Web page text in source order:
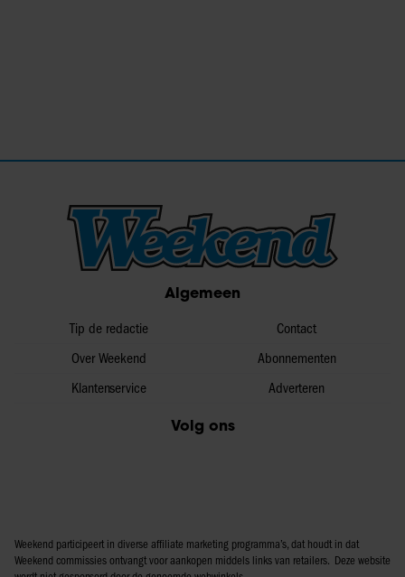
Algemeen
Tip de redactie
Over Weekend
Klantenservice
Contact
Abonnementen
Adverteren
Volg ons
Weekend participeert in diverse affiliate marketing programma’s, dat houdt in dat
Weekend commissies ontvangt voor aankopen middels links van retailers. Deze website